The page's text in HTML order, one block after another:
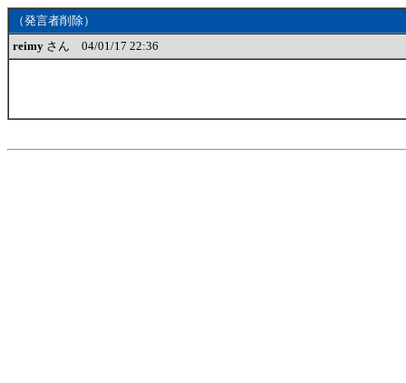
（発言者削除）
reimy さん 04/01/17 22:36